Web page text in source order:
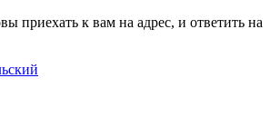
приехать к вам на адрес, и ответить на